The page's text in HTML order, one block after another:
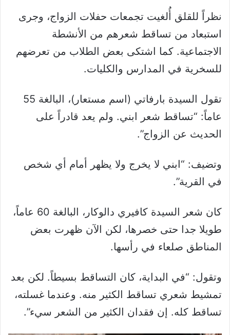
نظراً للقلق أُلغيت تجمعات حفلات الزواج، وجرى
استبعاد من تساقط شعرهم من الأنشطة
الاجتماعية. كما اشتكى بعض الطلاب من تعرضهم
للسخرية في المدارس والكليات.
تقول السيدة بارفاتي (اسم مستعار)، البالغة 55
عاماً: “تساقط شعر ابني. ولم يعد قادراً على
الحديث عن الزواج”.
وتضيف: “ابني لا يخرج ولا يظهر أمام أي شخص
في القرية”.
كان شعر السيدة كافيري دالوكار، البالغة 60 عاماً،
طويلا جدا حتى خصرها، لكن الآن ظهرت بعض
المناطق صلعاء في رأسها.
وتقول: “في البداية، كان التساقط بسيطاً. لكن بعد
تمشيط شعري تساقط الكثير منه. وعندما غسلته،
تساقط كله. إن فقدان الكثير من الشعر سيء”.